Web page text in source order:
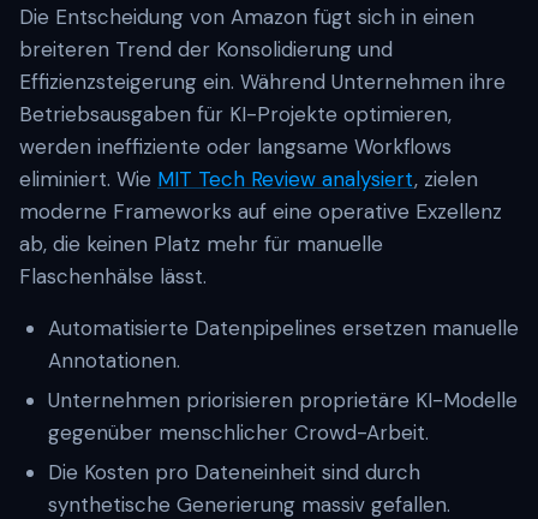
Die Entscheidung von Amazon fügt sich in einen
breiteren Trend der Konsolidierung und
Effizienzsteigerung ein. Während Unternehmen ihre
Betriebsausgaben für KI-Projekte optimieren,
werden ineffiziente oder langsame Workflows
eliminiert. Wie MIT Tech Review analysiert, zielen
moderne Frameworks auf eine operative Exzellenz
ab, die keinen Platz mehr für manuelle
Flaschenhälse lässt.
Automatisierte Datenpipelines ersetzen manuelle
Annotationen.
Unternehmen priorisieren proprietäre KI-Modelle
gegenüber menschlicher Crowd-Arbeit.
Die Kosten pro Dateneinheit sind durch
synthetische Generierung massiv gefallen.